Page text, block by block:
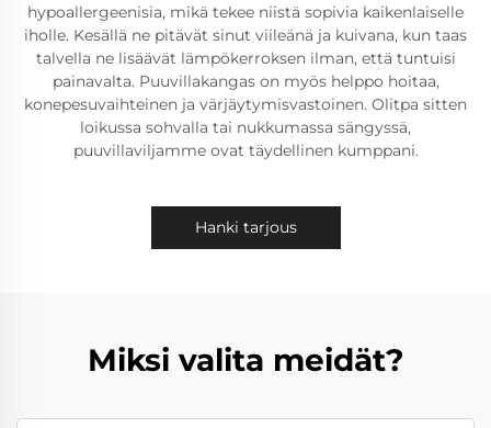
hypoallergeenisia, mikä tekee niistä sopivia kaikenlaiselle
iholle. Kesällä ne pitävät sinut viileänä ja kuivana, kun taas
talvella ne lisäävät lämpökerroksen ilman, että tuntuisi
painavalta. Puuvillakangas on myös helppo hoitaa,
konepesuvaihteinen ja värjäytymisvastoinen. Olitpa sitten
loikussa sohvalla tai nukkumassa sängyssä,
puuvillaviljamme ovat täydellinen kumppani.
Hanki tarjous
Miksi valita meidät?